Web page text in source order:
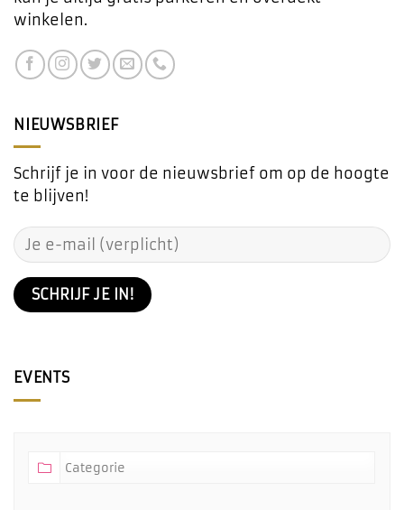
winkelen.
NIEUWSBRIEF
Schrijf je in voor de nieuwsbrief om op de hoogte
te blijven!
EVENTS